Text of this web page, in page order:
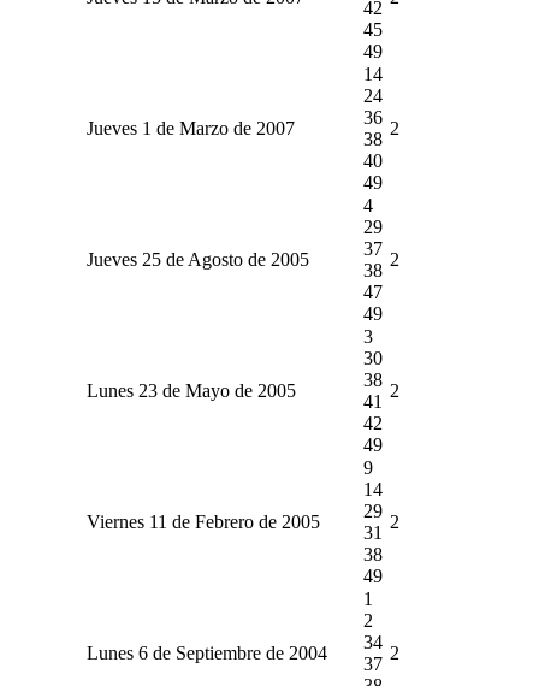
42
45
49
Jueves 1 de Marzo de 2007
14
24
36
38
40
49
2
Jueves 25 de Agosto de 2005
4
29
37
38
47
49
2
Lunes 23 de Mayo de 2005
3
30
38
41
42
49
2
Viernes 11 de Febrero de 2005
9
14
29
31
38
49
2
Lunes 6 de Septiembre de 2004
1
2
34
37
2